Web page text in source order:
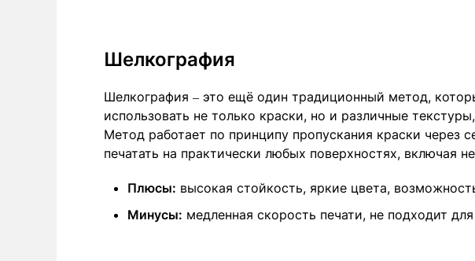
Шелкография
Шелкография – это ещё один традиционный метод,
использовать не только краски, но и различные
Метод работает по принципу пропускания краски через
печатать на практически любых поверхностях, включая
Плюсы: высокая стойкость, яркие цвета,
Минусы: медленная скорость печати, не подходит